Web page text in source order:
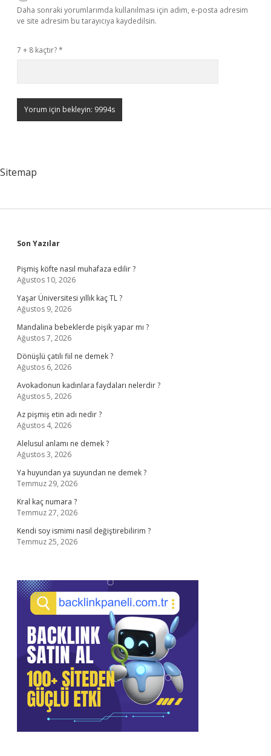
Daha sonraki yorumlarımda kullanılması için adım, e-posta adresim
ve site adresim bu tarayıcıya kaydedilsin.
7 + 8 kaçtır?*
Sitemap
Sidebar
Son Yazılar
Pişmiş köfte nasıl muhafaza edilir ?
Ağustos 10, 2026
Yaşar Üniversitesi yıllık kaç TL ?
Ağustos 9, 2026
Mandalina bebeklerde pişik yapar mı ?
Ağustos 7, 2026
Dönüşlü çatılı fiil ne demek ?
Ağustos 6, 2026
Avokadonun kadınlara faydaları nelerdir ?
Ağustos 5, 2026
Az pişmiş etin adı nedir ?
Ağustos 4, 2026
Alelusul anlamı ne demek ?
Ağustos 3, 2026
Ya huyundan ya suyundan ne demek ?
Temmuz 29, 2026
Kral kaç numara ?
Temmuz 27, 2026
Kendi soy ismimi nasıl değiştirebilirim ?
Temmuz 25, 2026